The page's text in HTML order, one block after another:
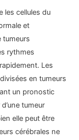
les cellules du
et
tumeurs
rythmes
Les
en tumeurs
un pronostic
tumeur
elle peut être
cérébrales ne